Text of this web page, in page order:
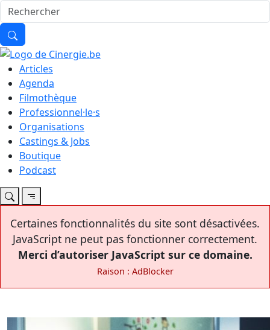
Articles
Agenda
Filmothèque
Professionnel·le·s
Organisations
Castings & Jobs
Boutique
Podcast
Certaines fonctionnalités du site sont désactivées.
JavaScript ne peut pas fonctionner correctement.
Merci d’autoriser JavaScript sur ce domaine.
Raison : AdBlocker